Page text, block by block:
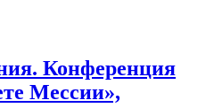
Конференция
Мессии»,